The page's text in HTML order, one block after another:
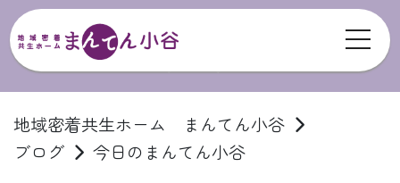
地域密着共生ホーム まんてん小谷
ブログ
今日のまんてん小谷